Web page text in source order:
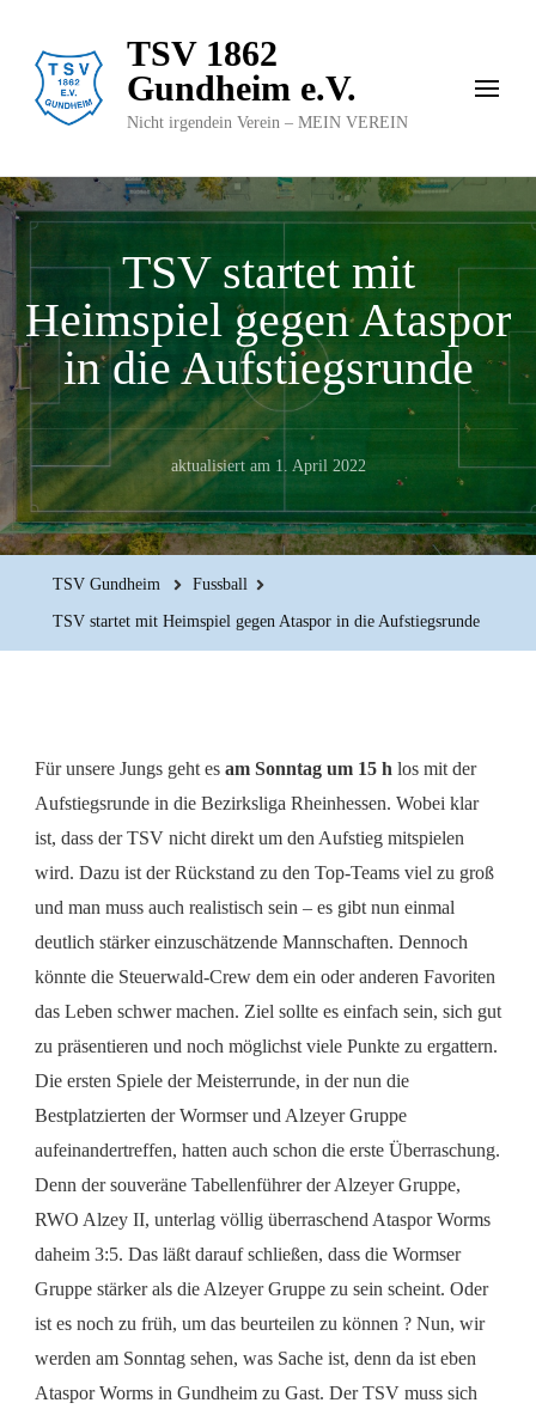
TSV 1862
Gundheim e.V.
Nicht irgendein Verein – MEIN VEREIN
TSV startet mit
Heimspiel gegen Ataspor
in die Aufstiegsrunde
aktualisiert am 1. April 2022
TSV Gundheim Fussball
TSV startet mit Heimspiel gegen Ataspor in die Aufstiegsrunde
Für unsere Jungs geht es am Sonntag um 15 h los mit der
Aufstiegsrunde in die Bezirksliga Rheinhessen. Wobei klar
ist, dass der TSV nicht direkt um den Aufstieg mitspielen
wird. Dazu ist der Rückstand zu den Top-Teams viel zu groß
und man muss auch realistisch sein – es gibt nun einmal
deutlich stärker einzuschätzende Mannschaften. Dennoch
könnte die Steuerwald-Crew dem ein oder anderen Favoriten
das Leben schwer machen. Ziel sollte es einfach sein, sich gut
zu präsentieren und noch möglichst viele Punkte zu ergattern.
Die ersten Spiele der Meisterrunde, in der nun die
Bestplatzierten der Wormser und Alzeyer Gruppe
aufeinandertreffen, hatten auch schon die erste Überraschung.
Denn der souveräne Tabellenführer der Alzeyer Gruppe,
RWO Alzey II, unterlag völlig überraschend Ataspor Worms
daheim 3:5. Das läßt darauf schließen, dass die Wormser
Gruppe stärker als die Alzeyer Gruppe zu sein scheint. Oder
ist es noch zu früh, um das beurteilen zu können ? Nun, wir
werden am Sonntag sehen, was Sache ist, denn da ist eben
Ataspor Worms in Gundheim zu Gast. Der TSV muss sich